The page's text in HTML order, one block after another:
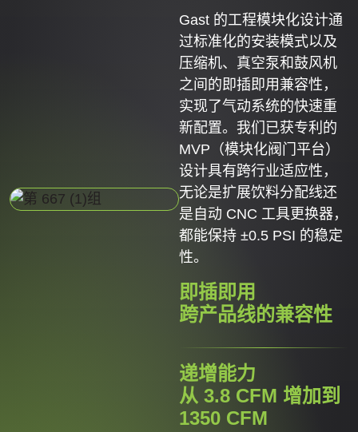
Gast 的工程模块化设计通
过标准化的安装模式以及
压缩机、真空泵和鼓风机
之间的即插即用兼容性，
实现了气动系统的快速重
新配置。我们已获专利的
MVP（模块化阀门平台）
设计具有跨行业适应性，
无论是扩展饮料分配线还
是自动 CNC 工具更换器，
都能保持 ±0.5 PSI 的稳定
性。
即插即用
跨产品线的兼容性
递增能力
从 3.8 CFM 增加到
1350 CFM